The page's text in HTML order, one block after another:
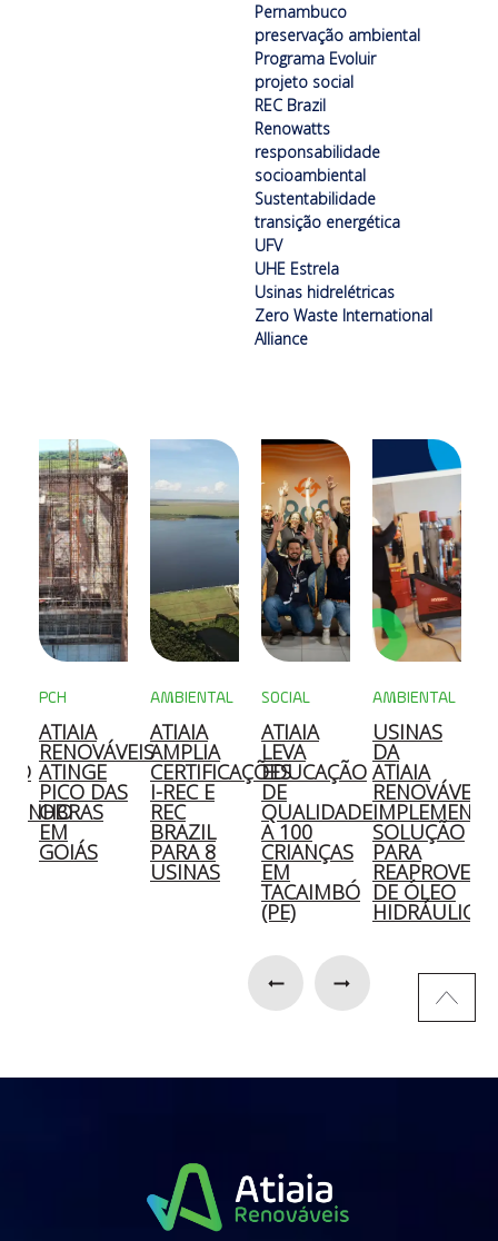
Pernambuco
preservação ambiental
Programa Evoluir
projeto social
REC Brazil
Renowatts
responsabilidade
socioambiental
Sustentabilidade
transição energética
UFV
UHE Estrela
Usinas hidrelétricas
Zero Waste International
Alliance
PCH
ATIAIA
RENOVÁVEIS
ATINGE
PICO DAS
OBRAS
EM
GOIÁS
AMBIENTAL
ATIAIA
AMPLIA
CERTIFICAÇÕES
I-REC E
REC
BRAZIL
PARA 8
USINAS
SOCIAL
ATIAIA
LEVA
EDUCAÇÃO
DE
QUALIDADE
A 100
CRIANÇAS
EM
TACAIMBÓ
(PE)
AMBIENTAL
USINAS
DA
ATIAIA
RENOVÁVEIS
SOLUÇÃO
PARA
DE ÓLEO
HIDRÁULICO